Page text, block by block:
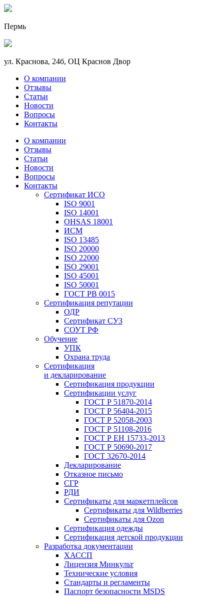
Пермь
ул. Краснова, 24б, ОЦ Краснов Двор
О компании
Отзывы
Статьи
Новости
Вопросы
Контакты
О компании
Отзывы
Статьи
Новости
Вопросы
Контакты
Сертификат ИСО
ISO 9001
ISO 14001
OHSAS 18001
ИСМ
ISO 13485
ISO 20000
ISO 22000
ISO 29001
ISO 45001
ISO 50001
ГОСТ РВ 0015
Сертификация репутации
ОДР
Сертификат СУЗ
СОУТ РФ
Обучение
УПК
Охрана труда
Сертификация
и декларирование
Сертификация продукции
Сертификации услуг
ГОСТ Р 51870-2014
ГОСТ Р 56404-2015
ГОСТ Р 52058-2003
ГОСТ Р 51108-2016
ГОСТ Р ЕН 15733-2013
ГОСТ Р 50690-2017
ГОСТ 32670-2014
Декларирование
Отказное письмо
СГР
РДИ
Сертификаты для маркетплейсов
Сертификаты для Wildberries
Сертификаты для Ozon
Сертификация одежды
Сертификация детской продукции
Разработка документации
ХАССП
Лицензия Минкульт
Технические условия
Стандарты и регламенты
Паспорт безопасности MSDS